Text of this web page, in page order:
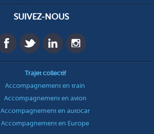
SUIVEZ-NOUS
Trajet collectif
Accompagnement en train
Accompagnement en avion
Accompagnement en autocar
Accompagnement en Europe